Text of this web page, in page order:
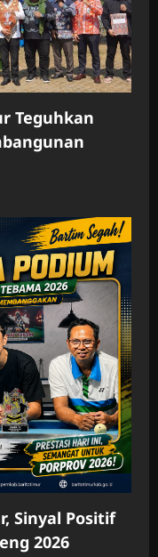
Teguhkan
Sinyal Positif
2026